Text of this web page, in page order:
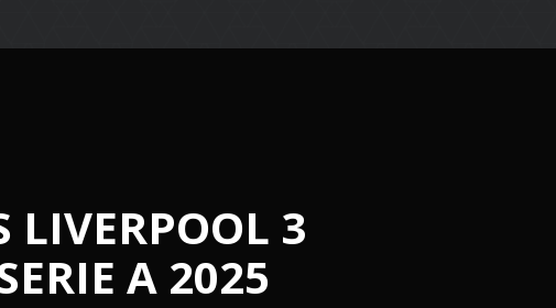
LIVERPOOL 3
A 2025